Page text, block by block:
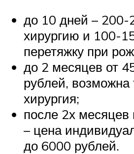
до 10 дней – 200-
хирургию и 100-
перетяжку при
до 2 месяцев от
рублей, возможна
хирургия;
после 2х месяцев
– цена
до 6000 рублей.